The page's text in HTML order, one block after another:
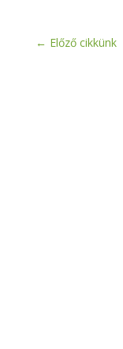
← Előző cikkünk